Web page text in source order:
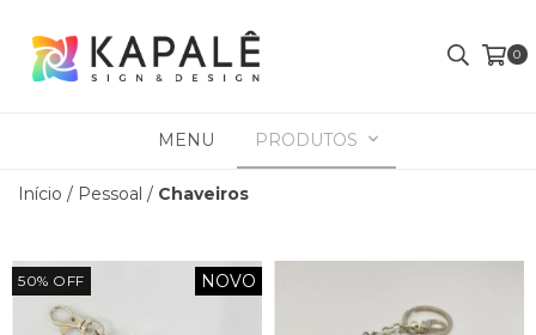
0
MENU PRODUTOS
Início / Pessoal / Chaveiros
50% OFF NOVO